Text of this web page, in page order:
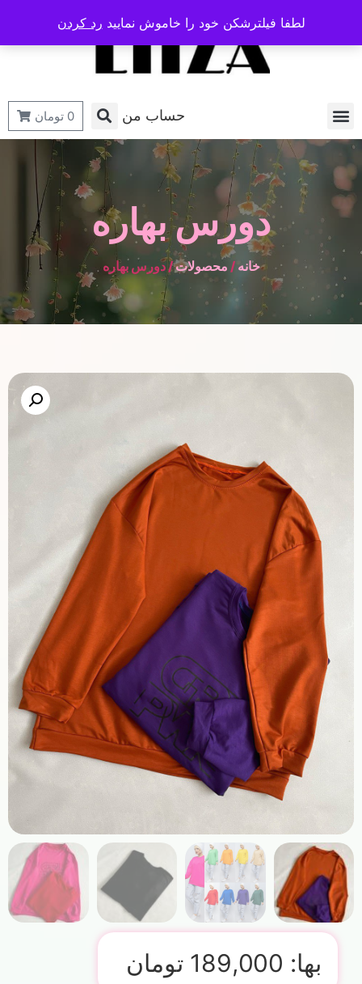
حساب من 0 تومان
دورس بهاره
خانه / محصولات/ دورس بهاره
بها: 189,000 تومان
لطفا فیلترشکن خود را خاموش نمایید رد کردن